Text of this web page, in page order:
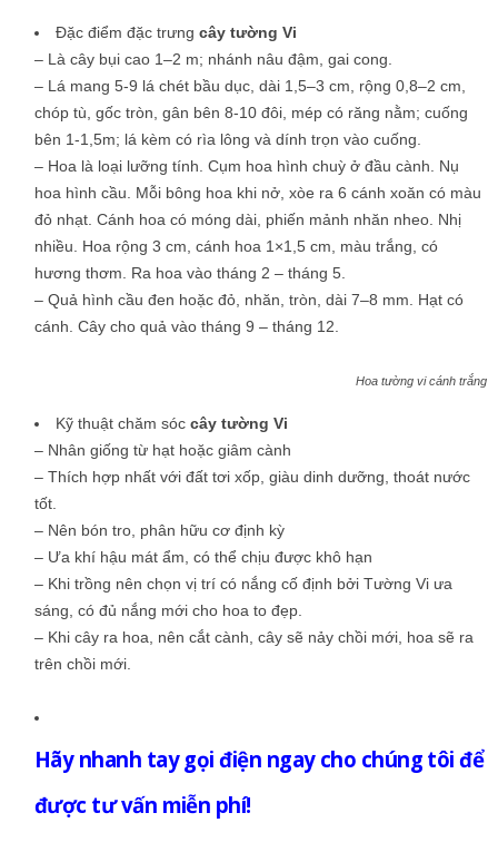
Đặc điểm đặc trưng cây tường Vi
– Là cây bụi cao 1–2 m; nhánh nâu đậm, gai cong.
– Lá mang 5-9 lá chét bầu dục, dài 1,5–3 cm, rộng 0,8–2 cm,
chóp tù, gốc tròn, gân bên 8-10 đôi, mép có răng nằm; cuống
bên 1-1,5m; lá kèm có rìa lông và dính trọn vào cuống.
– Hoa là loại lưỡng tính. Cụm hoa hình chuỳ ở đầu cành. Nụ
hoa hình cầu. Mỗi bông hoa khi nở, xòe ra 6 cánh xoăn có màu
đỏ nhạt. Cánh hoa có móng dài, phiến mảnh nhăn nheo. Nhị
nhiều. Hoa rộng 3 cm, cánh hoa 1×1,5 cm, màu trắng, có
hương thơm. Ra hoa vào tháng 2 – tháng 5.
– Quả hình cầu đen hoặc đỏ, nhăn, tròn, dài 7–8 mm. Hạt có
cánh. Cây cho quả vào tháng 9 – tháng 12.
Hoa tường vi cánh trắng
Kỹ thuật chăm sóc cây tường Vi
– Nhân giống từ hạt hoặc giâm cành
– Thích hợp nhất với đất tơi xốp, giàu dinh dưỡng, thoát nước
tốt.
– Nên bón tro, phân hữu cơ định kỳ
– Ưa khí hậu mát ẩm, có thể chịu được khô hạn
– Khi trồng nên chọn vị trí có nắng cố định bởi Tường Vi ưa
sáng, có đủ nắng mới cho hoa to đẹp.
– Khi cây ra hoa, nên cắt cành, cây sẽ nảy chồi mới, hoa sẽ ra
trên chồi mới.
Hãy nhanh tay gọi điện ngay cho chúng tôi để
được tư vấn miễn phí!